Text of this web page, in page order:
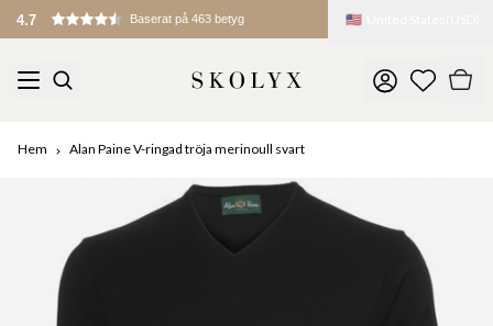
4.7 Baserat på 463 betyg 🇺🇸
Hem Alan Paine V-ringad tröja merinoull svart